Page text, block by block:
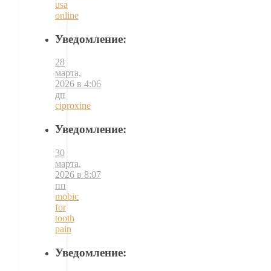
usa
online
Уведомление:
28
марта,
2026 в 4:06
дп
ciproxine
Уведомление:
30
марта,
2026 в 8:07
пп
mobic
for
tooth
pain
Уведомление: